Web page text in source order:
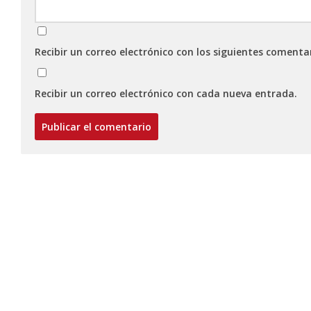
Recibir un correo electrónico con los siguientes
Recibir un correo electrónico con cada nueva entrada.